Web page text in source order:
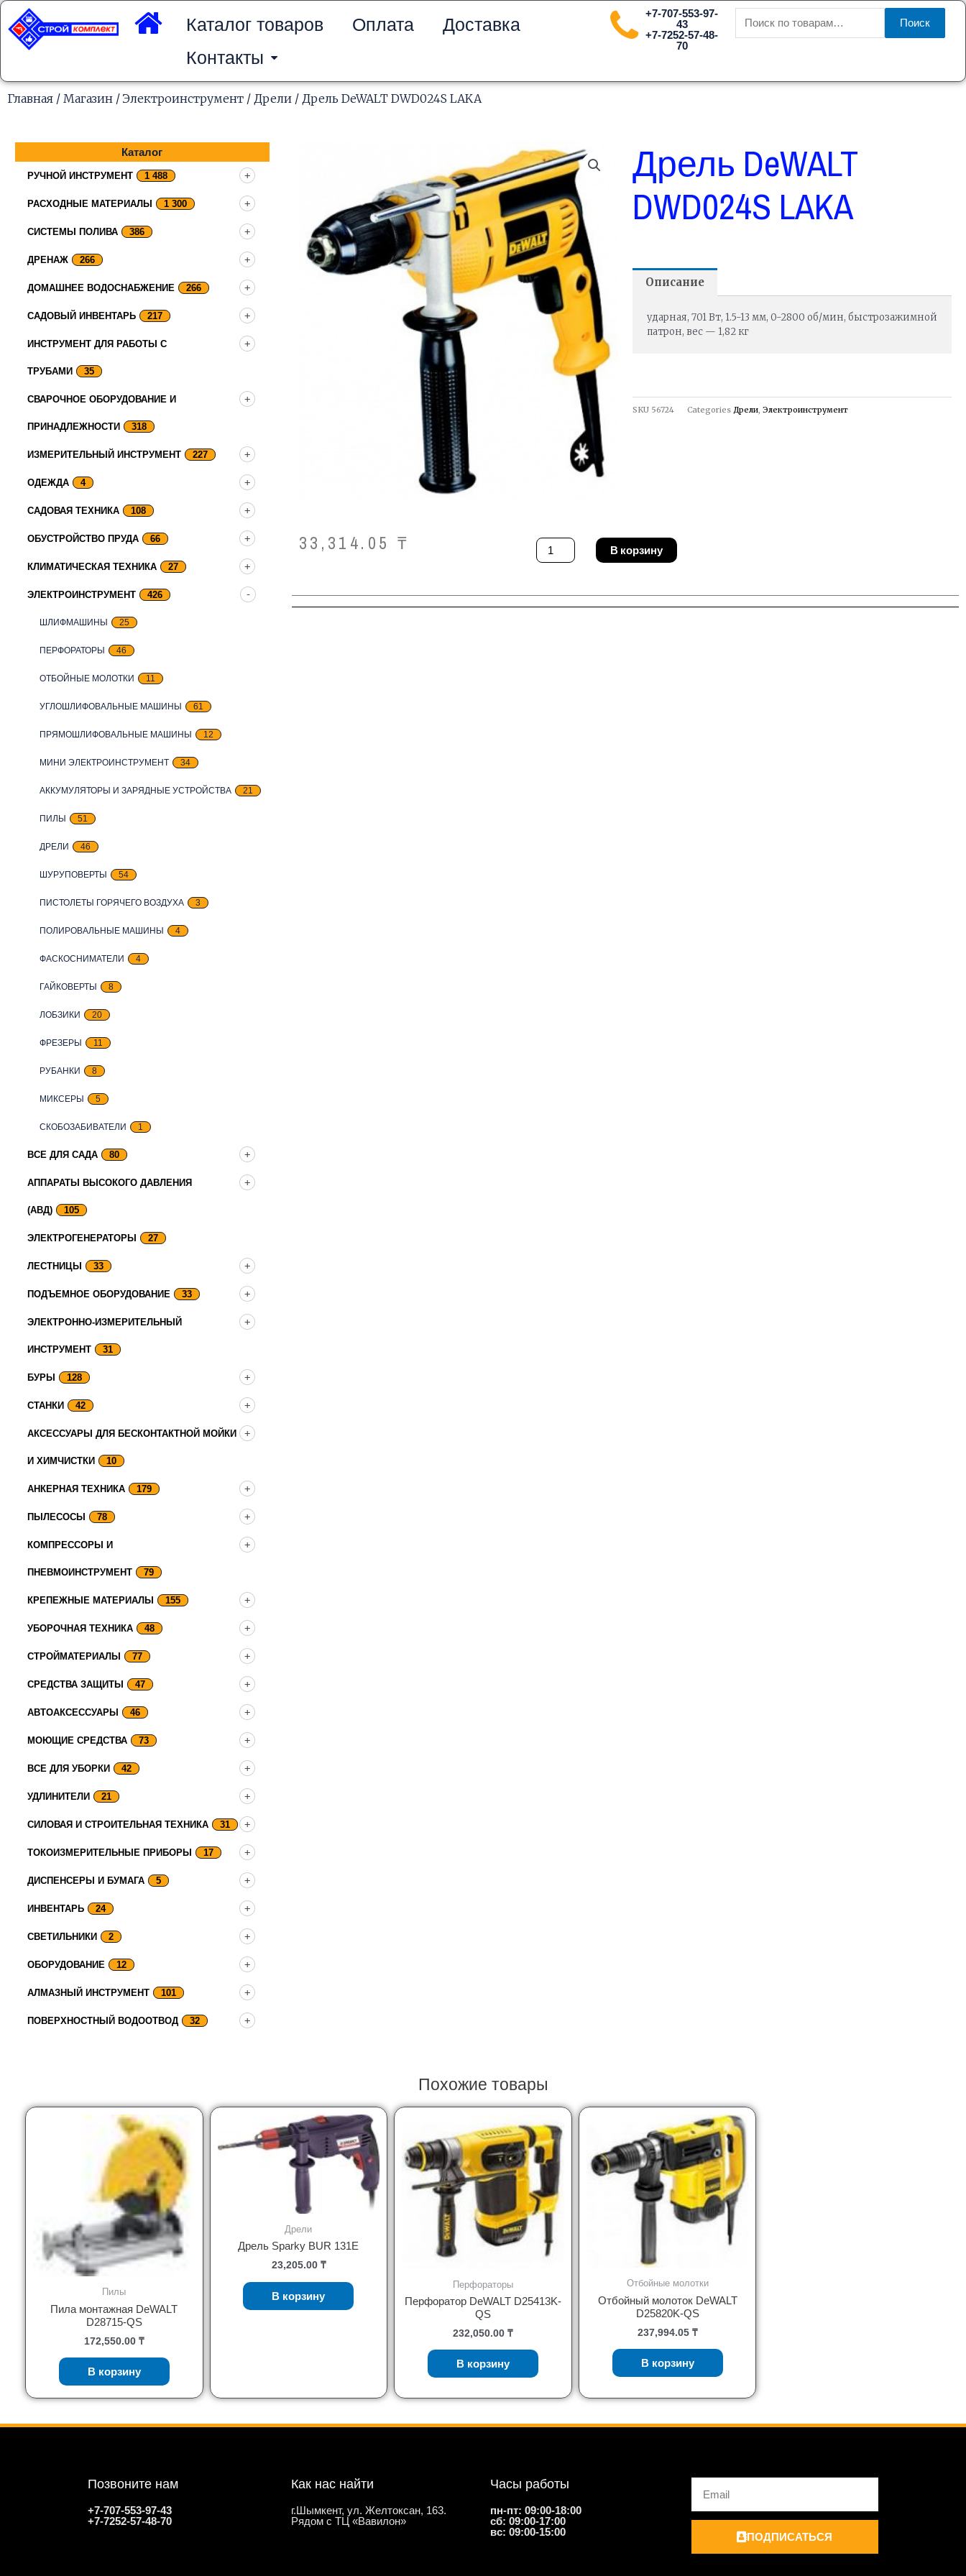
Перейти
содержимому
Каталог товаров Оплата
Доставка
Контакты
+7-707-553-97-
43
+7-7252-57-48-
70
Искать:
Поиск
Главная / Магазин / Электроинструмент / Дрели / Дрель DeWALT DWD024S LAKA
Каталог
РУЧНОЙ ИНСТРУМЕНТ 1 488
РАСХОДНЫЕ МАТЕРИАЛЫ 1 300
СИСТЕМЫ ПОЛИВА 386
ДРЕНАЖ 266
ДОМАШНЕЕ ВОДОСНАБЖЕНИЕ 266
САДОВЫЙ ИНВЕНТАРЬ 217
ИНСТРУМЕНТ ДЛЯ РАБОТЫ С
ТРУБАМИ 35
СВАРОЧНОЕ ОБОРУДОВАНИЕ И
ПРИНАДЛЕЖНОСТИ 318
ИЗМЕРИТЕЛЬНЫЙ ИНСТРУМЕНТ 227
ОДЕЖДА 4
САДОВАЯ ТЕХНИКА 108
ОБУСТРОЙСТВО ПРУДА 66
КЛИМАТИЧЕСКАЯ ТЕХНИКА 27
ЭЛЕКТРОИНСТРУМЕНТ 426
ШЛИФМАШИНЫ 25
ПЕРФОРАТОРЫ 46
ОТБОЙНЫЕ МОЛОТКИ 11
УГЛОШЛИФОВАЛЬНЫЕ МАШИНЫ 61
ПРЯМОШЛИФОВАЛЬНЫЕ МАШИНЫ 12
МИНИ ЭЛЕКТРОИНСТРУМЕНТ 34
АККУМУЛЯТОРЫ И ЗАРЯДНЫЕ УСТРОЙСТВА 21
ПИЛЫ 51
ДРЕЛИ 46
ШУРУПОВЕРТЫ 54
ПИСТОЛЕТЫ ГОРЯЧЕГО ВОЗДУХА 3
ПОЛИРОВАЛЬНЫЕ МАШИНЫ 4
ФАСКОСНИМАТЕЛИ 4
ГАЙКОВЕРТЫ 8
ЛОБЗИКИ 20
ФРЕЗЕРЫ 11
РУБАНКИ 8
МИКСЕРЫ 5
СКОБОЗАБИВАТЕЛИ 1
ВСЕ ДЛЯ САДА 80
АППАРАТЫ ВЫСОКОГО ДАВЛЕНИЯ
(АВД) 105
ЭЛЕКТРОГЕНЕРАТОРЫ 27
ЛЕСТНИЦЫ 33
ПОДЪЕМНОЕ ОБОРУДОВАНИЕ 33
ЭЛЕКТРОННО-ИЗМЕРИТЕЛЬНЫЙ
ИНСТРУМЕНТ 31
БУРЫ 128
СТАНКИ 42
АКСЕССУАРЫ ДЛЯ БЕСКОНТАКТНОЙ МОЙКИ
И ХИМЧИСТКИ 10
АНКЕРНАЯ ТЕХНИКА 179
ПЫЛЕСОСЫ 78
КОМПРЕССОРЫ И
ПНЕВМОИНСТРУМЕНТ 79
КРЕПЕЖНЫЕ МАТЕРИАЛЫ 155
УБОРОЧНАЯ ТЕХНИКА 48
СТРОЙМАТЕРИАЛЫ 77
СРЕДСТВА ЗАЩИТЫ 47
АВТОАКСЕССУАРЫ 46
МОЮЩИЕ СРЕДСТВА 73
ВСЕ ДЛЯ УБОРКИ 42
УДЛИНИТЕЛИ 21
СИЛОВАЯ И СТРОИТЕЛЬНАЯ ТЕХНИКА 31
ТОКОИЗМЕРИТЕЛЬНЫЕ ПРИБОРЫ 17
ДИСПЕНСЕРЫ И БУМАГА 5
ИНВЕНТАРЬ 24
СВЕТИЛЬНИКИ 2
ОБОРУДОВАНИЕ 12
АЛМАЗНЫЙ ИНСТРУМЕНТ 101
ПОВЕРХНОСТНЫЙ ВОДООТВОД 32
Дрель DeWALT
DWD024S LAKA
Описание
ударная, 701 Вт, 1.5-13 мм, 0-2800 об/мин, быстрозажимной
патрон, вес — 1,82 кг
SKU 56724 Categories Дрели, Электроинструмент
33,314.05 ₸
Количество
товара
Дрель
LAKA
В корзину
Похожие товары
Пилы
Пила монтажная DeWALT
D28715-QS
172,550.00₸
В корзину
Дрели
Дрель Sparky BUR 131E
23,205.00 ₸
В корзину
Перфораторы
Перфоратор DeWALT D25413K-
QS
232,050.00₸
В корзину
Отбойные молотки
Отбойный молоток DeWALT
D25820K-QS
237,994.05₸
В корзину
Позвоните нам
+7-707-553-97-43
+7-7252-57-48-70
Как нас найти
г.Шымкент, ул. Желтоксан, 163.
Рядом с ТЦ «Вавилон»
Часы работы
пн-пт: 09:00-18:00
сб: 09:00-17:00
вс: 09:00-15:00
ПОДПИСАТЬСЯ